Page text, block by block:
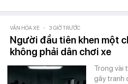
VĂN HÓA XE - 3 GIỜ TRƯỚC
Người đầu tiên khen một
không phải dân chơi xe
Trong vài
gây tranh